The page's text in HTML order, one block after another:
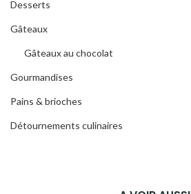
Desserts
Gâteaux
Gâteaux au chocolat
Gourmandises
Pains & brioches
Détournements culinaires